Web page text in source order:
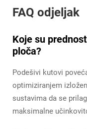
FAQ odjeljak
Koje su
ploča?
Podešivi kutovi
optimiziranjem
sustavima da se
maksimalne